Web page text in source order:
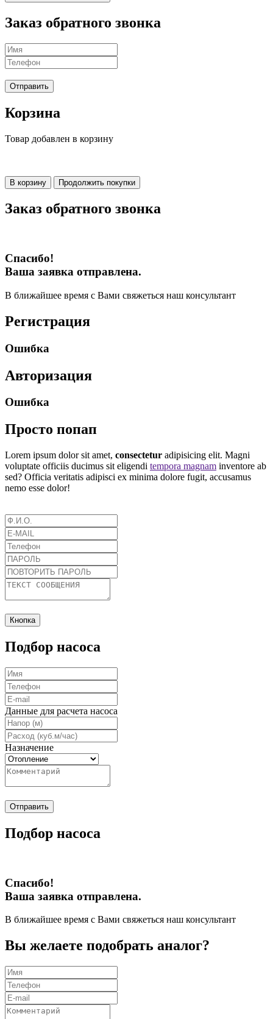
Заказ обратного звонка
Отправить
Корзина
Товар добавлен в корзину
В корзину Продолжить покупки
Заказ обратного звонка
Спасибо!
Ваша заявка отправлена.
В ближайшее время с Вами свяжеться наш консультант
Регистрация
Ошибка
Авторизация
Ошибка
Просто попап
Lorem ipsum dolor sit amet, consectetur adipisicing elit. Magni
voluptate officiis ducimus sit eligendi tempora magnam inventore ab
sed? Officia veritatis adipisci ex minima dolore fugit, accusamus
nemo esse dolor!
Кнопка
Подбор насоса
Данные для расчета насоса
Назначение
Отправить
Подбор насоса
Спасибо!
Ваша заявка отправлена.
В ближайшее время с Вами свяжеться наш консультант
Вы желаете подобрать аналог?